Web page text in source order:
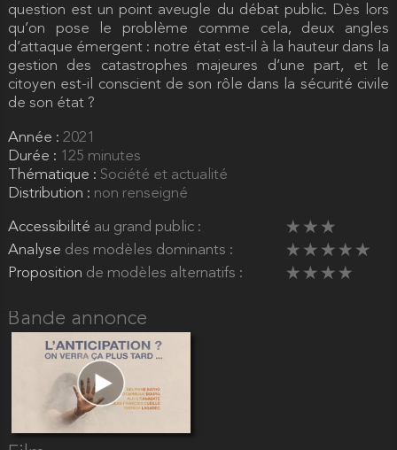
question est un point aveugle du débat public. Dès lors
qu’on pose le problème comme cela, deux angles
d’attaque émergent : notre état est-il à la hauteur dans la
gestion des catastrophes majeures d’une part, et le
citoyen est-il conscient de son rôle dans la sécurité civile
de son état ?
Année : 2021
Durée : 125 minutes
Thématique : Société et actualité
Distribution : non renseigné
Accessibilité au grand public :
Analyse des modèles dominants :
Proposition de modèles alternatifs :
Bande annonce